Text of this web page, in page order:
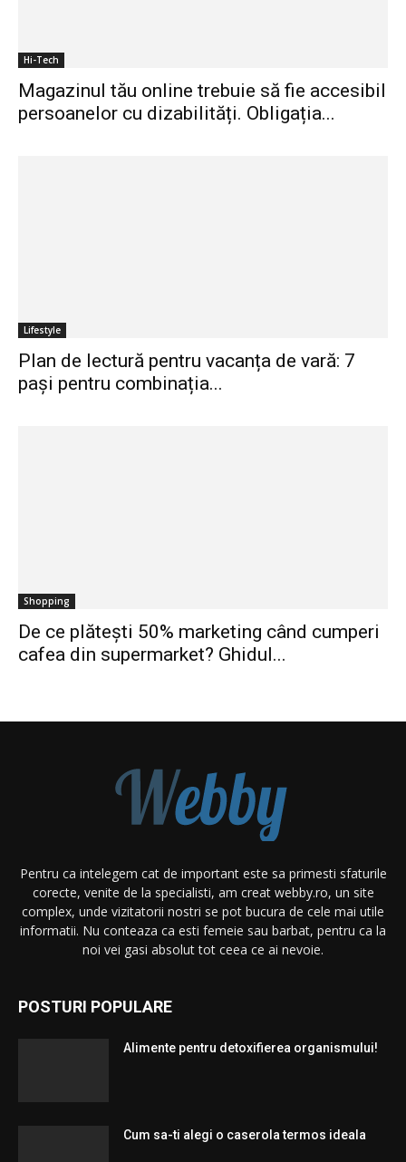
Hi-Tech
Magazinul tău online trebuie să fie accesibil
persoanelor cu dizabilități. Obligația...
Lifestyle
Plan de lectură pentru vacanța de vară: 7
pași pentru combinația...
Shopping
De ce plătești 50% marketing când cumperi
cafea din supermarket? Ghidul...
Pentru ca intelegem cat de important este sa primesti sfaturile
corecte, venite de la specialisti, am creat webby.ro, un site
complex, unde vizitatorii nostri se pot bucura de cele mai utile
informatii. Nu conteaza ca esti femeie sau barbat, pentru ca la
noi vei gasi absolut tot ceea ce ai nevoie.
POSTURI POPULARE
Alimente pentru detoxifierea organismului!
Cum sa-ti alegi o caserola termos ideala